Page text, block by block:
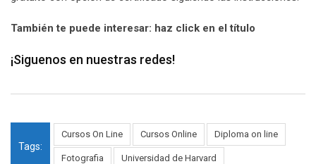
También te puede interesar: haz click en el título
¡Siguenos en nuestras redes!
Tags:
Cursos On Line Cursos Online Diploma on line
Fotografia Universidad de Harvard